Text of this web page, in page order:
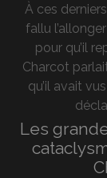
À ces
fallu
pour qu’il
Charcot
qu’il avait
Les